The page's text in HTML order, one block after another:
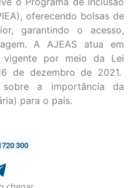
oferecendo bolsas de
garantindo o acesso,
A AJEAS atua em
vigente por meio da Lei
de dezembro de 2021.
a importância da
para o país.
300